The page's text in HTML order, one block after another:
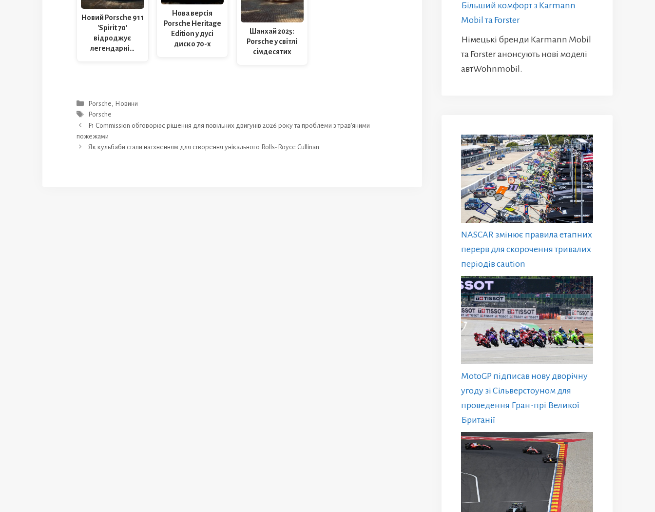
Новий Porsche 911
'Spirit 70'
відроджує
легендарні…
Нова версія
Porsche Heritage
Edition у дусі
диско 70-х
Шанхай 2025:
Porsche у світлі
сімдесятих
Категорії
Porsche, Новини
Позначки
Porsche
F1 Commission обговорює рішення для повільних двигунів 2026 року та проблеми з трав’яними
пожежами
Як кульбаби стали натхненням для створення унікального Rolls-Royce Cullinan
Більший комфорт з Karmann
Mobil та Forster
Німецькі бренди Karmann Mobil
та Forster анонсують нові моделі
автWohnmobil.
NASCAR змінює правила етапних
перерв для скорочення тривалих
періодів caution
MotoGP підписав нову дворічну
угоду зі Сільверстоуном для
проведення Гран-прі Великої
Британії